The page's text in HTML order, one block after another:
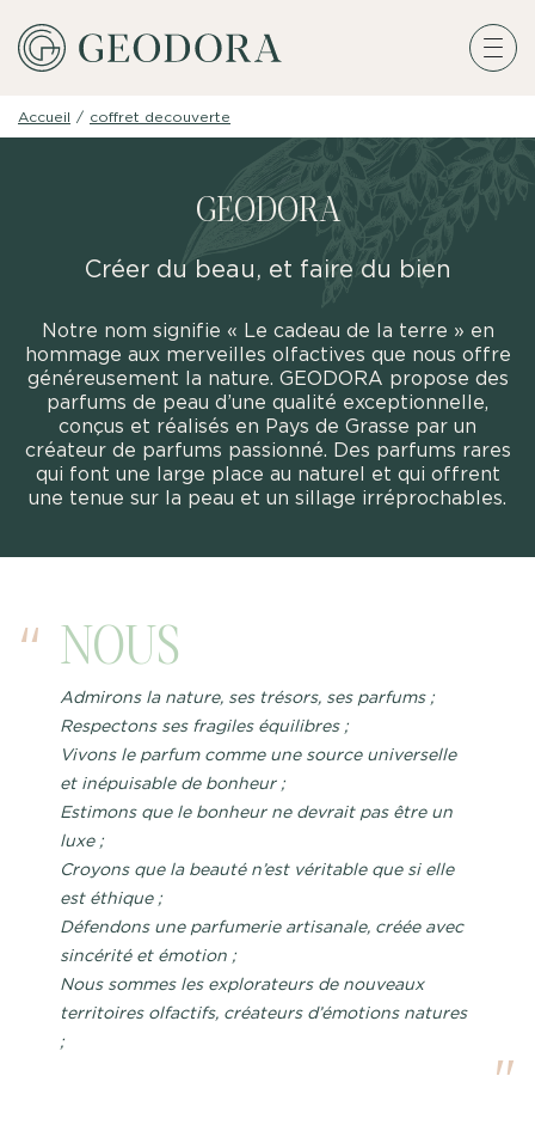
Accueil / coffret decouverte
GEODORA
Créer du beau, et faire du bien
Notre nom signifie « Le cadeau de la terre » en
hommage aux merveilles olfactives que nous offre
généreusement la nature. GEODORA propose des
parfums de peau d’une qualité exceptionnelle,
conçus et réalisés en Pays de Grasse par un
créateur de parfums passionné. Des parfums rares
qui font une large place au naturel et qui offrent
une tenue sur la peau et un sillage irréprochables.
NOUS
Admirons la nature, ses trésors, ses parfums ;
Respectons ses fragiles équilibres ;
Vivons le parfum comme une source universelle
et inépuisable de bonheur ;
Estimons que le bonheur ne devrait pas être un
luxe ;
Croyons que la beauté n’est véritable que si elle
est éthique ;
Défendons une parfumerie artisanale, créée avec
sincérité et émotion ;
Nous sommes les explorateurs de nouveaux
territoires olfactifs, créateurs d’émotions natures
;